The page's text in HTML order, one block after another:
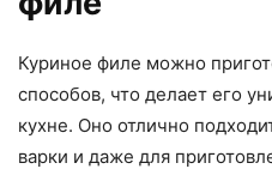
Куриное филе можно
способов, что делает его
кухне. Оно отлично
варки и даже для